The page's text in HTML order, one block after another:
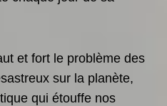
et fort le problème des
sur la planète,
qui étouffe nos